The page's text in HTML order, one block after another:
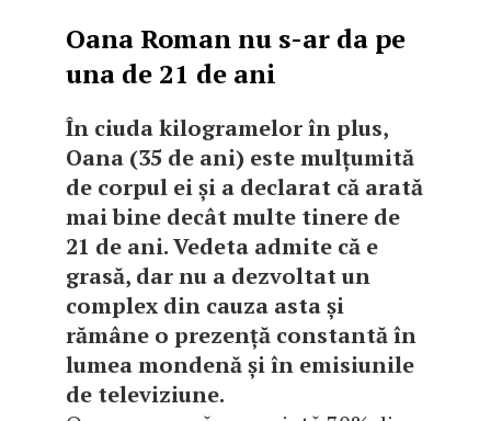
Oana Roman nu s-ar da pe
una de 21 de ani
În ciuda kilogramelor în plus,
Oana (35 de ani) este mulțumită
de corpul ei și a declarat că arată
mai bine decât multe tinere de
21 de ani. Vedeta admite că e
grasă, dar nu a dezvoltat un
complex din cauza asta și
rămâne o prezență constantă în
lumea mondenă și în emisiunile
de televiziune.